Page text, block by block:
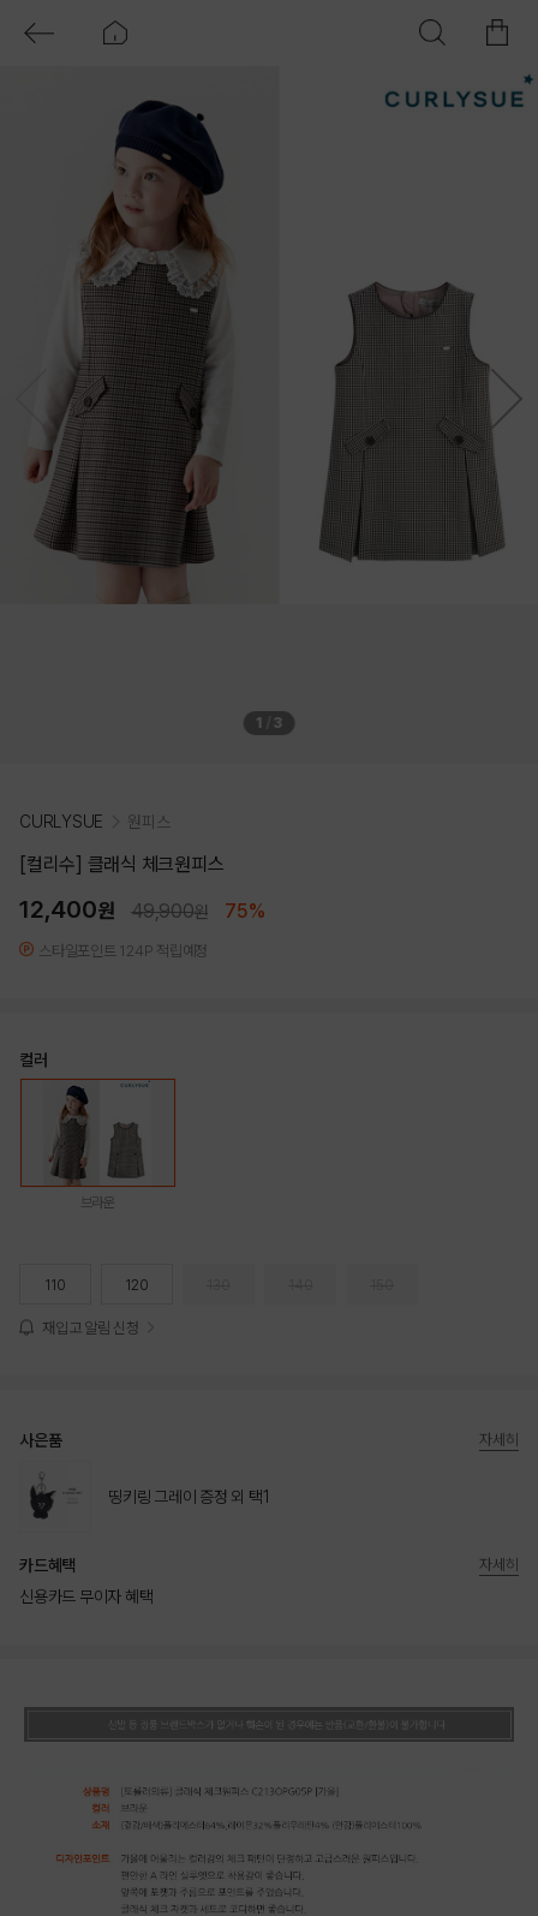
1 3
CURLYSUE 원피스
[컬리수] 클래식 체크원피스
12,400원 49,900원 75%
스타일포인트 124P 적립예정
컬러
브라운
110 120
재입고 알림 신청
사은품
띵키링 그레이 증정 외 택1
자세히
카드혜택
신용카드 무이자 혜택
자세히